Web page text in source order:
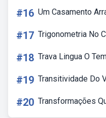
#16 Um Casamento
#17 Trigonometria No
#18 Trava Lingua O
#19 Transitividade Do
#20 Transformações